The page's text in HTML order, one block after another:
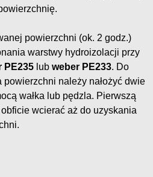
powierzchni (ok. 2 godz.)
warstwy hydroizolacji przy
PE235 lub weber PE233. Do
powierzchni należy nałożyć dwie
wałka lub pędzla. Pierwszą
wcierać aż do uzyskania